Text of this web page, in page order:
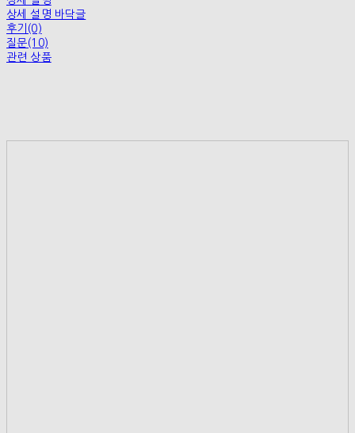
상세 설명 바닥글
후기(0)
질문(10)
관련 상품